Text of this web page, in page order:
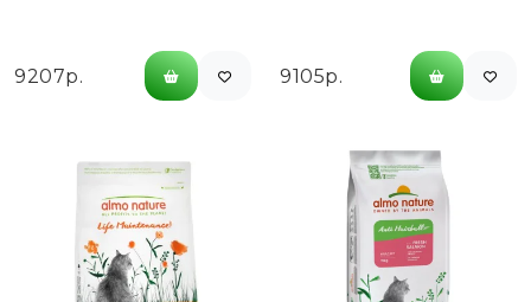
9207р. 9105р.